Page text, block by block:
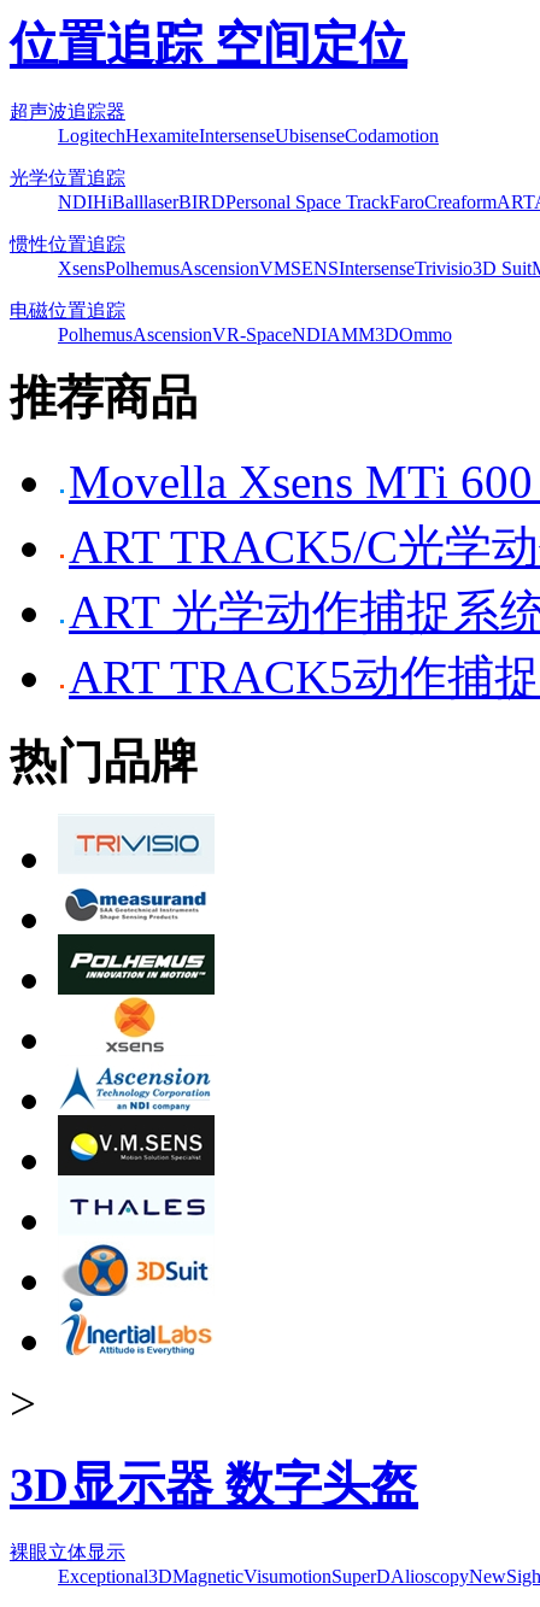
位置追踪 空间定位
超声波追踪器
LogitechHexamiteIntersenseUbisenseCodamotion
光学位置追踪
NDIHiBalllaserBIRDPersonal Space TrackFaroCreaformART
惯性位置追踪
XsensPolhemusAscensionVMSENSIntersenseTrivisio3D Suit
电磁位置追踪
PolhemusAscensionVR-SpaceNDIAMM3DOmmo
推荐商品
Movella Xsens MTi
ART TRACK5/C光学
ART 光学动作捕捉系
ART TRACK5动作捕
热门品牌
>
3D显示器 数字头盔
裸眼立体显示
Exceptional3DMagneticVisumotionSuperDAlioscopy